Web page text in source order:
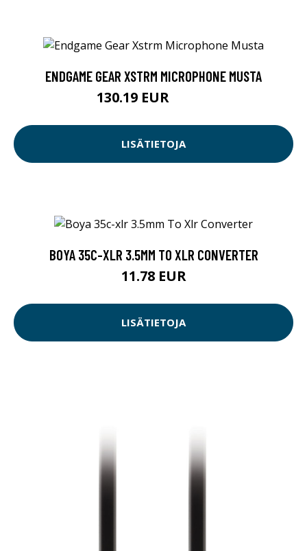
ENDGAME GEAR XSTRM MICROPHONE MUSTA
130.19 EUR
LISÄTIETOJA
BOYA 35C-XLR 3.5MM TO XLR CONVERTER
11.78 EUR
LISÄTIETOJA